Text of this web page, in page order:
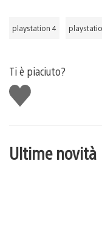
playstation 4
Ti è piaciuto?
Mi
piace
Ultime novità